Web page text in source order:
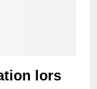
lors